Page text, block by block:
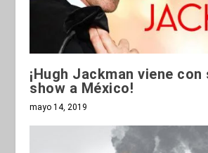
¡Hugh Jackman viene con
show a México!
mayo 14, 2019